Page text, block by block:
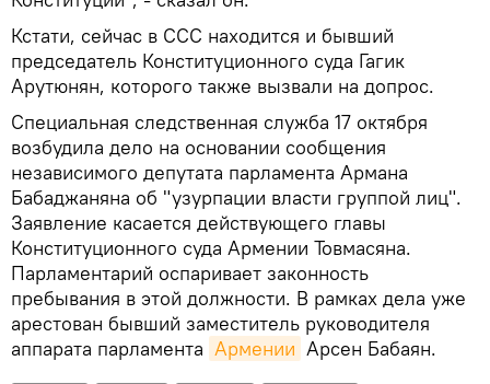
Кстати, сейчас в ССС находится и бывший
председатель Конституционного суда Гагик
Арутюнян, которого также вызвали на допрос.
Специальная следственная служба 17 октября
возбудила дело на основании сообщения
независимого депутата парламента Армана
Бабаджаняна об "узурпации власти группой лиц".
Заявление касается действующего главы
Конституционного суда Армении Товмасяна.
Парламентарий оспаривает законность
пребывания в этой должности. В рамках дела уже
арестован бывший заместитель руководителя
аппарата парламента Армении Арсен Бабаян.